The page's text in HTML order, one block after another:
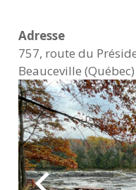
Adresse
757, route du
Beauceville (Québec)